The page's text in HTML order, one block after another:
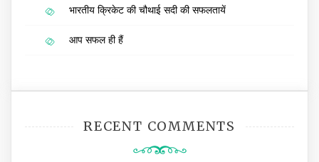
भारतीय क्रिकेट की चौथाई सदी की सफलतायें
आप सफल ही हैं
RECENT COMMENTS